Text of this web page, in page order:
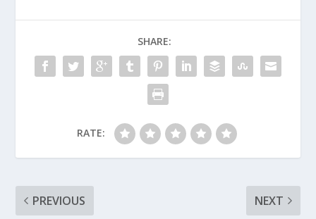
SHARE:
RATE:
PREVIOUS NEXT